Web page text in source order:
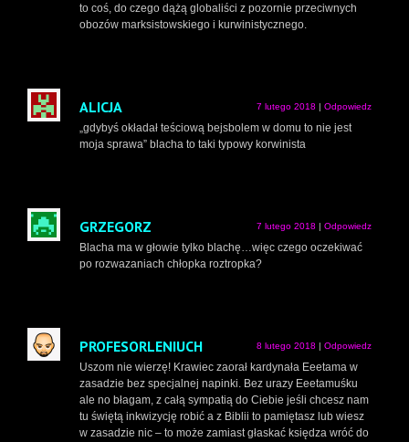
to coś, do czego dążą globaliści z pozornie przeciwnych
obozów marksistowskiego i kurwinistycznego.
ALICJA 7 lutego 2018 Odpowiedz
„gdybyś okładał teściową bejsbolem w domu to nie jest
moja sprawa” blacha to taki typowy korwinista
GRZEGORZ 7 lutego 2018 Odpowiedz
Blacha ma w głowie tylko blachę…więc czego oczekiwać
po rozwazaniach chłopka roztropka?
PROFESORLENIUCH 8 lutego 2018 Odpowiedz
Uszom nie wierzę! Krawiec zaorał kardynała Eeetama w
zasadzie bez specjalnej napinki. Bez urazy Eeetamuśku
ale no błagam, z całą sympatią do Ciebie jeśli chcesz nam
tu świętą inkwizycję robić a z Biblii to pamiętasz lub wiesz
w zasadzie nic – to może zamiast głaskać księdza wróć do